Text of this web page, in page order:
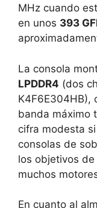
MHz cuando
en unos 393
La consola
LPDDR4 (dos
K4F6E304HB),
banda máximo
cifra modesta
consolas de
los objetivos
muchos
En cuanto al